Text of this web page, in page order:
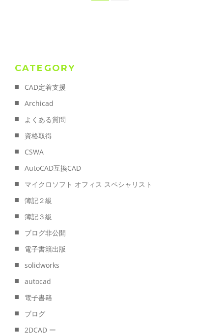
CATEGORY
CAD定着支援
Archicad
よくある質問
資格取得
CSWA
AutoCAD互換CAD
マイクロソフト オフィス スペシャリスト
簿記２級
簿記３級
ブログ非公開
電子書籍出版
solidworks
autocad
電子書籍
ブログ
2DCAD ー